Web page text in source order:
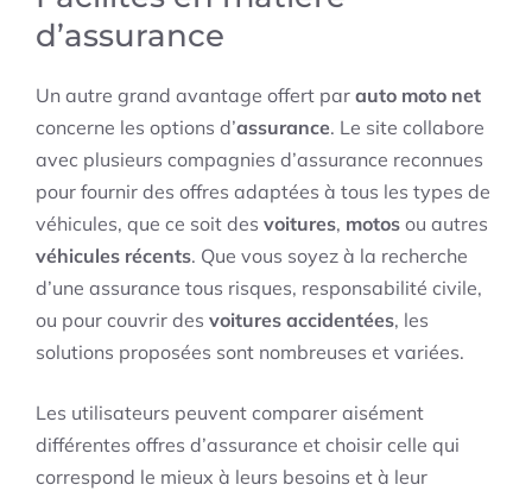
d’assurance
Un autre grand avantage offert par auto moto net
concerne les options d’assurance. Le site collabore
avec plusieurs compagnies d’assurance reconnues
pour fournir des offres adaptées à tous les types de
véhicules, que ce soit des voitures, motos ou autres
véhicules récents. Que vous soyez à la recherche
d’une assurance tous risques, responsabilité civile,
ou pour couvrir des voitures accidentées, les
solutions proposées sont nombreuses et variées.
Les utilisateurs peuvent comparer aisément
différentes offres d’assurance et choisir celle qui
correspond le mieux à leurs besoins et à leur